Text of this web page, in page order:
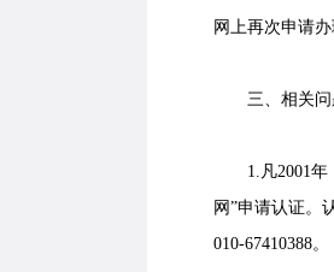
网上再次申请办
三、相关问
1.凡2001年（
网”申请认证。
010-67410388。